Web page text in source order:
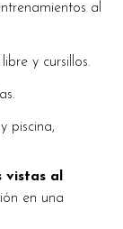
al
y cursillos.
piscina,
vistas al
en una